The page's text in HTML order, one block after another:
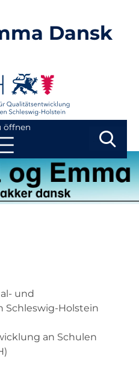
Dansk
öffnen
Suchen
und
Schleswig-Holstein
an Schulen